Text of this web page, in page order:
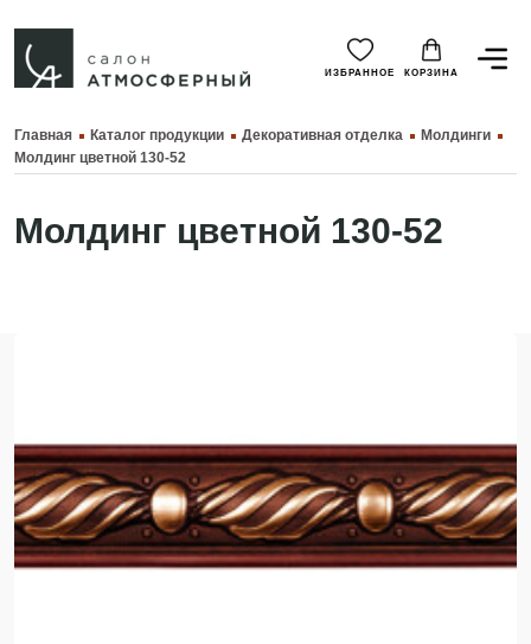
ИЗБРАННОЕ КОРЗИНА
Главная Каталог продукции Декоративная отделка
Молдинги
Молдинг цветной 130-52
Молдинг цветной 130-52